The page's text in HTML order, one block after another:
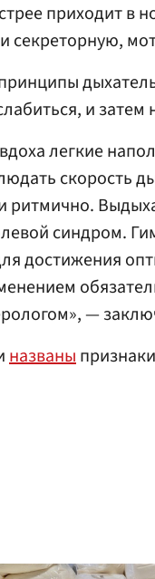
приходит в
секреторную,
и
легкие
скорость
ритмично.
синдром.
достижения
—
названы